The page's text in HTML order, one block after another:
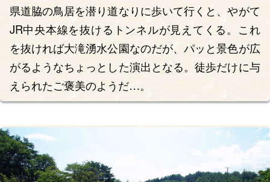
県道脇の鳥居を潜り道なりに歩いて行くと、やがて
JR中央本線を抜けるトンネルが見えてくる。これ
を抜ければ大滝湧水公園なのだが、パッと景色が広
がるようなちょっとした演出となる。徒歩だけに与
えられたご褒美のようだ…。